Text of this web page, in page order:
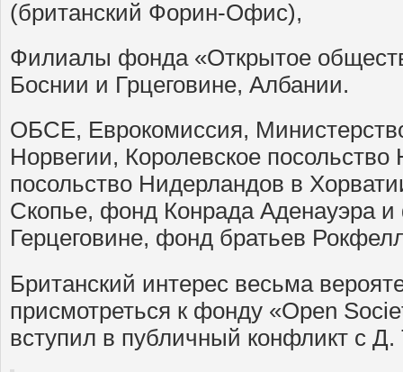
(британский Форин-Офис),
Филиалы фонда «Открытое
Боснии и Грцеговине, Албании.
ОБСЕ, Еврокомиссия,
Норвегии, Королевское
посольство Нидерландов в
Скопье, фонд Конрада Аденауэра
Герцеговине, фонд братьев
Британский интерес весьма
присмотреться к фонду «Open
вступил в публичный конфликт с